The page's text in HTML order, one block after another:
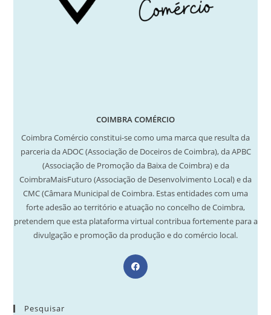
COIMBRA COMÉRCIO
Coimbra Comércio constitui-se como uma marca que resulta da
parceria da ADOC (Associação de Doceiros de Coimbra), da APBC
(Associação de Promoção da Baixa de Coimbra) e da
CoimbraMaisFuturo (Associação de Desenvolvimento Local) e da
CMC (Câmara Municipal de Coimbra. Estas entidades com uma
forte adesão ao território e atuação no concelho de Coimbra,
pretendem que esta plataforma virtual contribua fortemente para a
divulgação e promoção da produção e do comércio local.
Opens
Pesquisar